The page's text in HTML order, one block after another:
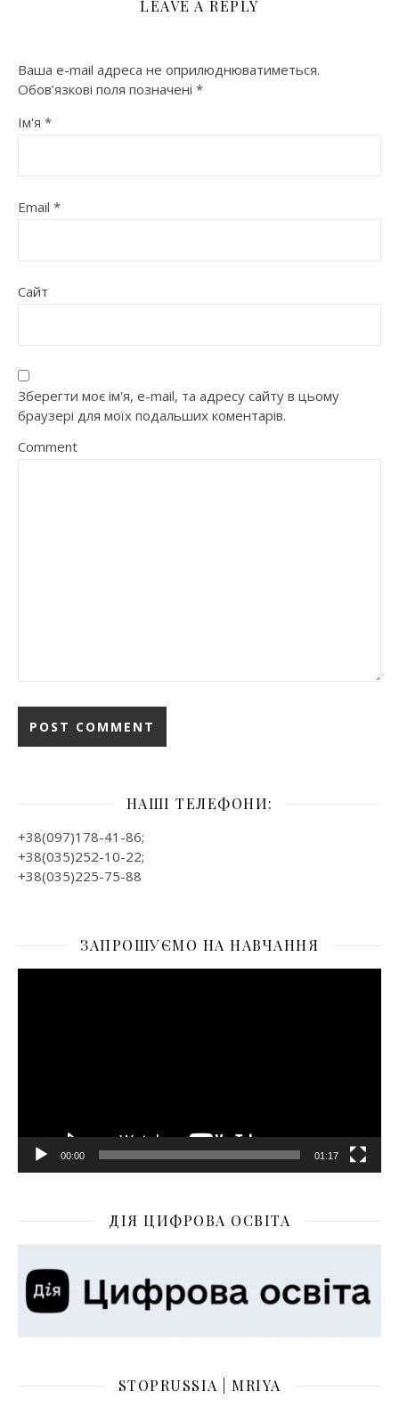
LEAVE A REPLY
Ваша e-mail адреса не оприлюднюватиметься.
Обов’язкові поля позначені *
Ім'я *
Email *
Сайт
Зберегти моє ім'я, e-mail, та адресу сайту в цьому
браузері для моїх подальших коментарів.
Comment
НАШІ ТЕЛЕФОНИ:
+38(097)178-41-86;
+38(035)252-10-22;
+38(035)225-75-88
ЗАПРОШУЄМО НА НАВЧАННЯ
Відеопрогравач
00:00 01:17
ДІЯ ЦИФРОВА ОСВІТА
STOPRUSSIA | MRIYA